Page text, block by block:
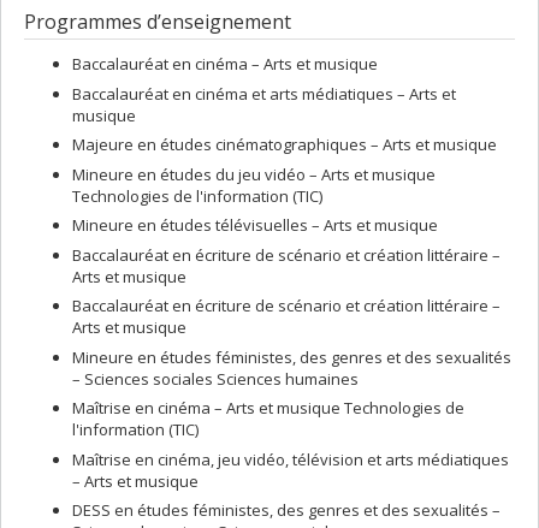
Programmes d’enseignement
Baccalauréat en cinéma – Arts et musique
Baccalauréat en cinéma et arts médiatiques – Arts et
musique
Majeure en études cinématographiques – Arts et musique
Mineure en études du jeu vidéo – Arts et musique
Technologies de l'information (TIC)
Mineure en études télévisuelles – Arts et musique
Baccalauréat en écriture de scénario et création littéraire –
Arts et musique
Baccalauréat en écriture de scénario et création littéraire –
Arts et musique
Mineure en études féministes, des genres et des sexualités
– Sciences sociales Sciences humaines
Maîtrise en cinéma – Arts et musique Technologies de
l'information (TIC)
Maîtrise en cinéma, jeu vidéo, télévision et arts médiatiques
– Arts et musique
DESS en études féministes, des genres et des sexualités –